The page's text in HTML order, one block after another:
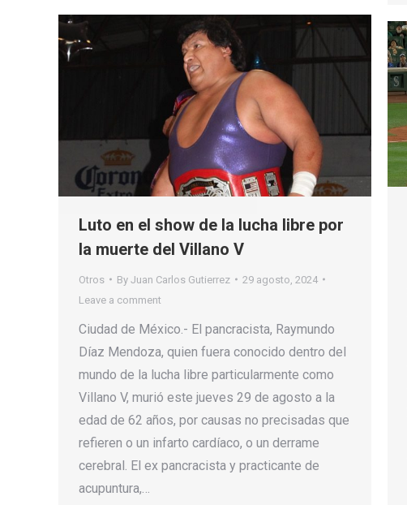
Luto en el show de la lucha libre por
la muerte del Villano V
Otros By Juan Carlos Gutierrez
29 agosto, 2024
Leave a comment
Ciudad de México.- El pancracista, Raymundo
Díaz Mendoza, quien fuera conocido dentro del
mundo de la lucha libre particularmente como
Villano V, murió este jueves 29 de agosto a la
edad de 62 años, por causas no precisadas que
refieren o un infarto cardíaco, o un derrame
cerebral. El ex pancracista y practicante de
acupuntura,…